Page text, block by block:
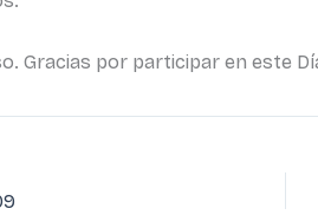
por participar en este Día